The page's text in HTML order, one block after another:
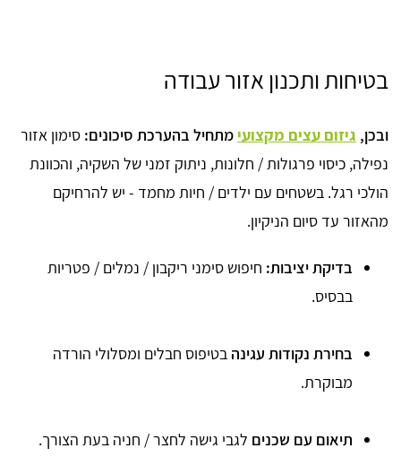
בטיחות ותכנון אזור עבודה
ובכן, גיזום עצים מקצועי מתחיל בהערכת סיכונים: סימון אזור
נפילה, כיסוי פרגולות / חלונות, ניתוק זמני של השקיה, והכוונת
הולכי רגל. בשטחים עם ילדים / חיות מחמד - יש להרחיקם
מהאזור עד סיום הניקיון.
בדיקת יציבות: חיפוש סימני ריקבון / נמלים / פטריות
בבסיס.
בחירת נקודות עגינה בטיפוס חבלים ומסלולי הורדה
מבוקרת.
תיאום עם שכנים לגבי גישה לחצר / חניה בעת הצורך.